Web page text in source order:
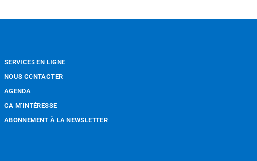
SERVICES EN LIGNE
NOUS CONTACTER
AGENDA
CA M’INTÉRESSE
ABONNEMENT À LA NEWSLETTER